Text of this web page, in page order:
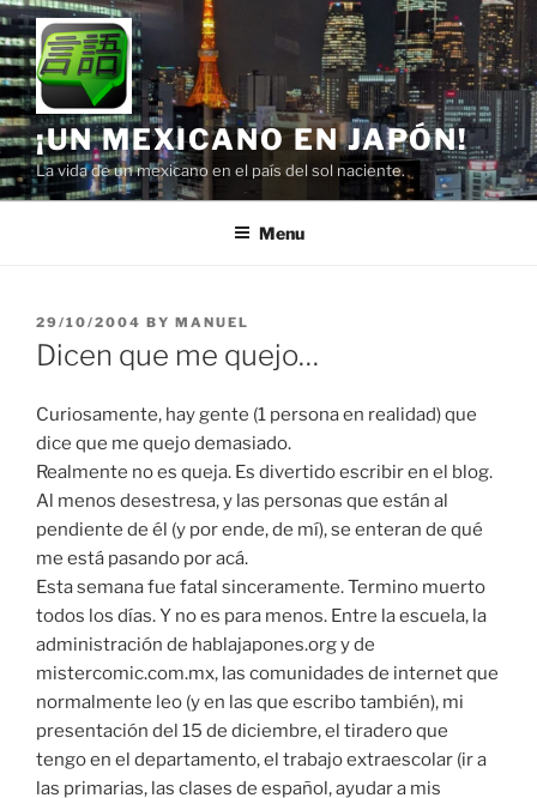
Skip
to
content
¡UN MEXICANO EN JAPÓN!
La vida de un mexicano en el país del sol naciente.
Menu
POSTED
ON
29/10/2004 BY MANUEL
Dicen que me quejo…
Curiosamente, hay gente (1 persona en realidad) que
dice que me quejo demasiado.
Realmente no es queja. Es divertido escribir en el blog.
Al menos desestresa, y las personas que están al
pendiente de él (y por ende, de mí), se enteran de qué
me está pasando por acá.
Esta semana fue fatal sinceramente. Termino muerto
todos los días. Y no es para menos. Entre la escuela, la
administración de hablajapones.org y de
mistercomic.com.mx, las comunidades de internet que
normalmente leo (y en las que escribo también), mi
presentación del 15 de diciembre, el tiradero que
tengo en el departamento, el trabajo extraescolar (ir a
las primarias, las clases de español, ayudar a mis